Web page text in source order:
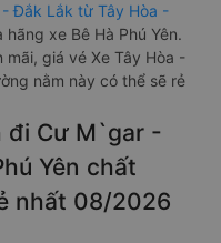
Đắk Lắk từ Tây Hòa -
xe Bê Hà Phú Yên.
giá vé Xe Tây Hòa -
nằm này có thể sẽ rẻ
đi Cư M`gar -
Yên chất
nhất 08/2026